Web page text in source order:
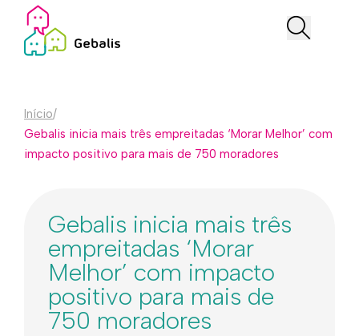
Início/
Gebalis inicia mais três empreitadas ‘Morar Melhor’ com
impacto positivo para mais de 750 moradores
Gebalis inicia mais três
empreitadas ‘Morar
Melhor’ com impacto
positivo para mais de
750 moradores